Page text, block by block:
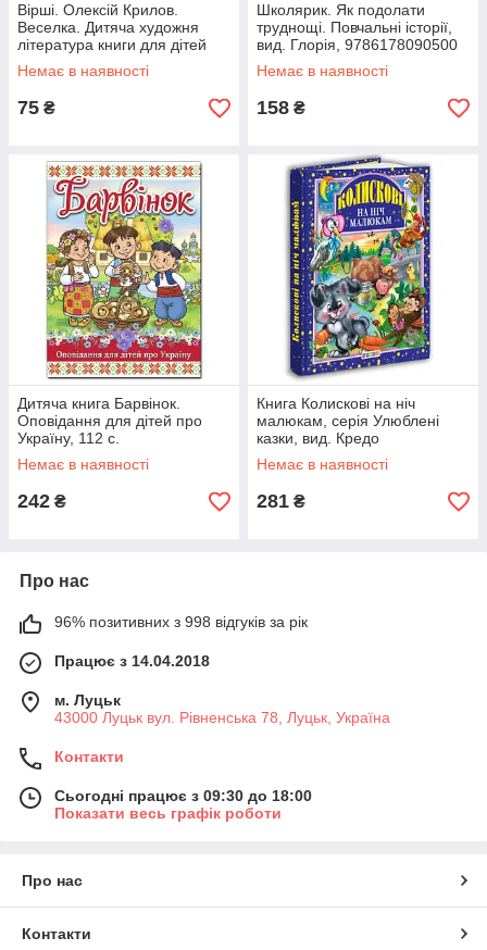
Вірші. Олексій Крилов.
Веселка. Дитяча художня
література книги для дітей
видавництво Пегас
Немає в наявності
75 ₴
Школярик. Як подолати
труднощі. Повчальні історії,
вид. Глорія, 9786178090500
Немає в наявності
158 ₴
Дитяча книга Барвінок.
Оповідання для дітей про
Україну, 112 с.
Немає в наявності
242 ₴
Книга Колискові на ніч
малюкам, серія Улюблені
казки, вид. Кредо
9789664691090
Немає в наявності
281 ₴
Про нас
96% позитивних з 998 відгуків за рік
Працює з 14.04.2018
м. Луцьк
43000 Луцьк вул. Рівненська 78, Луцьк, Україна
Контакти
Сьогодні працює з 09:30 до 18:00
Показати весь графік роботи
Про нас
Контакти